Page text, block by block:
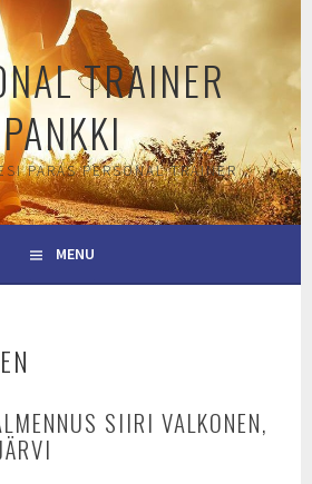
TRAINER
PANKKI
PARAS PERSONAL TRAINER
MENU
SIIRI VALKONEN,